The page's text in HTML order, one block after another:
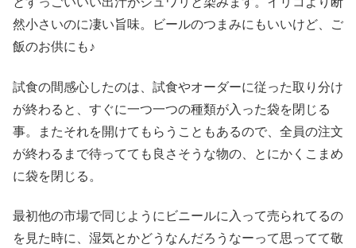
然小さいのに凄い旨味。ビールのつまみにもいいけど、ご
飯のお供にも♪
試食の間感心したのは、試食やオーダーに従った取り分け
が終わると、すぐに一つ一つの種類が入った袋を閉じる
事。またそれを開けてもらうこともあるので、全員の注文
が終わるまで待ってても良さそうな物の、とにかくこまめ
に袋を閉じる。
最初他の市場で同じようにビニールに入って売られてるの
を見た時に、湿気とかどうなんだろうなーって思ってて敬